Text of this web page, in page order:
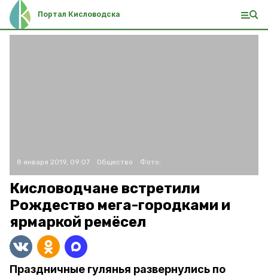
Портал Кисловодска
8 января 2019, 09:07 Общество Фото:
Кисловодчане встретили
Рождество мега-городками и
ярмаркой ремёсел
Праздничные гулянья развернулись по